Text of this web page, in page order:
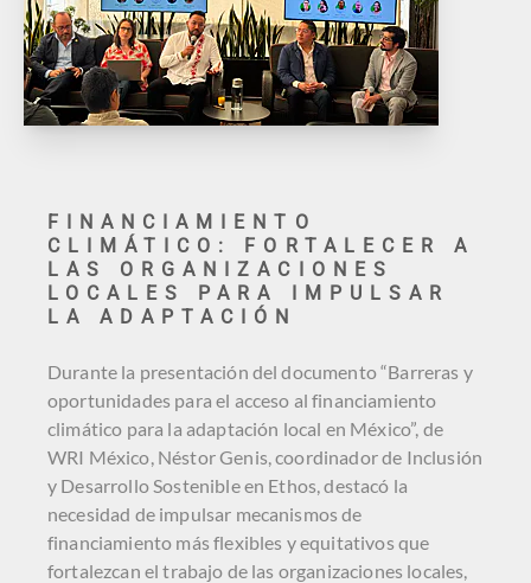
FINANCIAMIENTO
CLIMÁTICO: FORTALECER A
LAS ORGANIZACIONES
LOCALES PARA IMPULSAR
LA ADAPTACIÓN
Durante la presentación del documento “Barreras y
oportunidades para el acceso al financiamiento
climático para la adaptación local en México”, de
WRI México, Néstor Genis, coordinador de Inclusión
y Desarrollo Sostenible en Ethos, destacó la
necesidad de impulsar mecanismos de
financiamiento más flexibles y equitativos que
fortalezcan el trabajo de las organizaciones locales,